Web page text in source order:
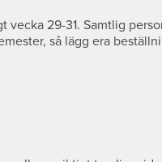
vecka 29-31. Samtlig
så lägg era